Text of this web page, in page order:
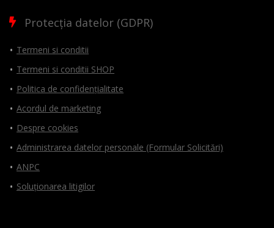
Protecția datelor (GDPR)
Termeni si conditii
Termeni si conditii SHOP
Politica de confidențialitate
Acordul de marketing
Despre cookies
Administrarea datelor personale (Formular Solicitări)
ANPC
Soluționarea litigilor